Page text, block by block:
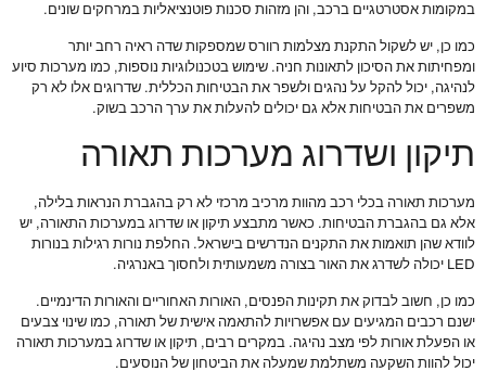
במקומות אסטרטגיים ברכב, והן מזהות סכנות פוטנציאליות במרחקים שונים.
כמו כן, יש לשקול התקנת מצלמות רוורס שמספקות שדה ראיה רחב יותר
ומפחיתות את הסיכון לתאונות חניה. שימוש בטכנולוגיות נוספות, כמו מערכות סיוע
לנהיגה, יכול להקל על נהגים ולשפר את הבטיחות הכללית. שדרוגים אלו לא רק
משפרים את הבטיחות אלא גם יכולים להעלות את ערך הרכב בשוק.
תיקון ושדרוג מערכות תאורה
מערכות תאורה בכלי רכב מהוות מרכיב מרכזי לא רק בהגברת הנראות בלילה,
אלא גם בהגברת הבטיחות. כאשר מתבצע תיקון או שדרוג במערכות התאורה, יש
לוודא שהן תואמות את התקנים הנדרשים בישראל. החלפת נורות רגילות בנורות
LED יכולה לשדרג את האור בצורה משמעותית ולחסוך באנרגיה.
כמו כן, חשוב לבדוק את תקינות הפנסים, האורות האחוריים והאורות הדינמיים.
ישנם רכבים המגיעים עם אפשרויות להתאמה אישית של תאורה, כמו שינוי צבעים
או הפעלת אורות לפי מצב נהיגה. במקרים רבים, תיקון או שדרוג במערכות תאורה
יכול להוות השקעה משתלמת שמעלה את הביטחון של הנוסעים.